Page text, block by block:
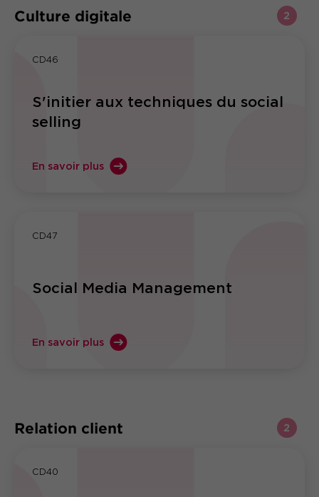
Culture digitale 2
CD46
S'initier aux techniques du social
selling
En savoir plus
CD47
Social Media Management
En savoir plus
Relation client 2
CD40